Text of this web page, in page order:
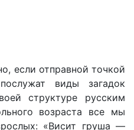
если отправной точкой
виды загадок
структуре русским
возраста все мы
«Висит груша —